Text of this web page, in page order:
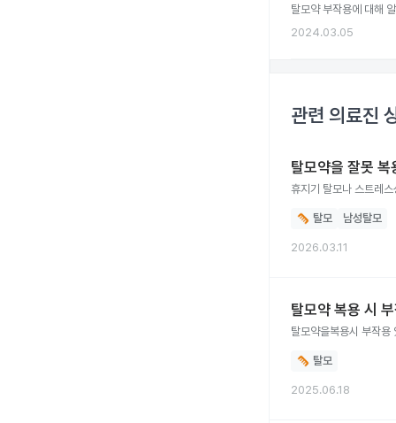
탈모약 부작용에 대해
2024.03.05
관련 의료진
탈모약을 잘못
휴지기 탈모나 스트레
탈모 남성탈모
2026.03.11
탈모약 복용 시
탈모약을복용시 부작용
탈모
2025.06.18